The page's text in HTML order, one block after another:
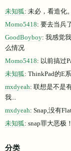
未知狐: 未必，看造化。
Momo5418: 要去当兵
GoodBoyboy: 我感觉
么情况
Momo5418: 以前搞过
未知狐: ThinkPad的E
mxdyeah: 联想是不是
我...
mxdyeah: Snap,没有
未知狐: snap罪大恶极！
分类